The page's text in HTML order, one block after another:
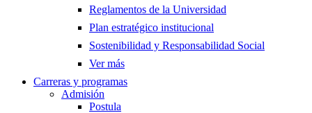
Reglamentos de la Universidad
Plan estratégico institucional
Sostenibilidad y Responsabilidad Social
Ver más
Carreras y programas
Admisión
Postula